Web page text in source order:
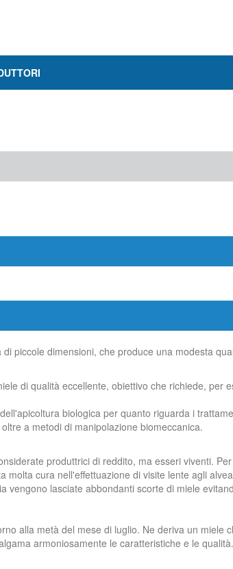
piccole dimensioni, che produce una modesta
di qualità eccellente, obiettivo che richiede, per
biologica per quanto riguarda i
a metodi di manipolazione biomeccanica.
produttrici di reddito, ma esseri viventi.
cura nell'effettuazione di visite lente agli
lasciate abbondanti scorte di miele
alla metà del mese di luglio. Ne deriva un miele
armoniosamente le caratteristiche e le